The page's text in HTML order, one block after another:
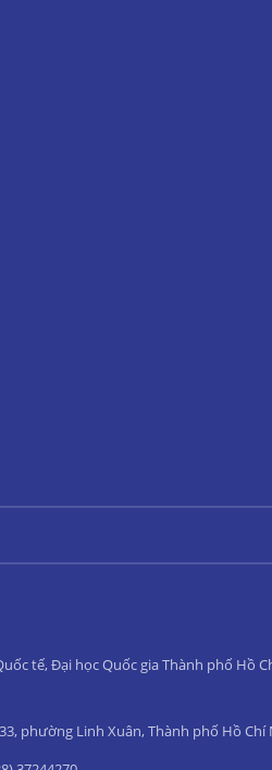
tế, Đại học Quốc gia Thành phố Hồ
phường Linh Xuân, Thành phố Hồ Chí